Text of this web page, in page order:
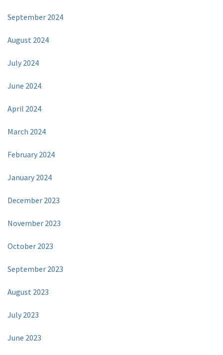
September 2024
August 2024
July 2024
June 2024
April 2024
March 2024
February 2024
January 2024
December 2023
November 2023
October 2023
September 2023
August 2023
July 2023
June 2023